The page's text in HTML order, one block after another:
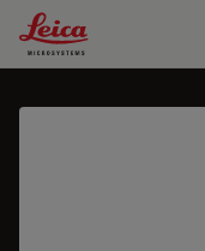
Leica Microsystems